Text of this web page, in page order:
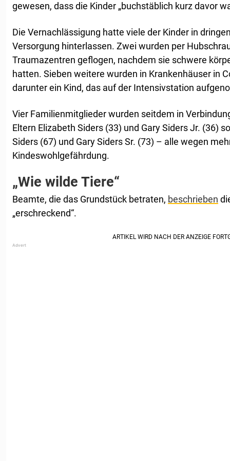
gewesen, dass die Kinder „buchstäblich kurz davor
Die Vernachlässigung hatte viele der Kinder in
Versorgung hinterlassen. Zwei wurden per
Traumazentren geflogen, nachdem sie schwere
hatten. Sieben weitere wurden in Krankenhäuser in
darunter ein Kind, das auf der Intensivstation
Vier Familienmitglieder wurden seitdem in
Eltern Elizabeth Siders (33) und Gary Siders Jr. (36)
Siders (67) und Gary Siders Sr. (73) – alle wegen
Kindeswohlgefährdung.
„Wie wilde Tiere“
Beamte, die das Grundstück betraten, beschrieben
„erschreckend“.